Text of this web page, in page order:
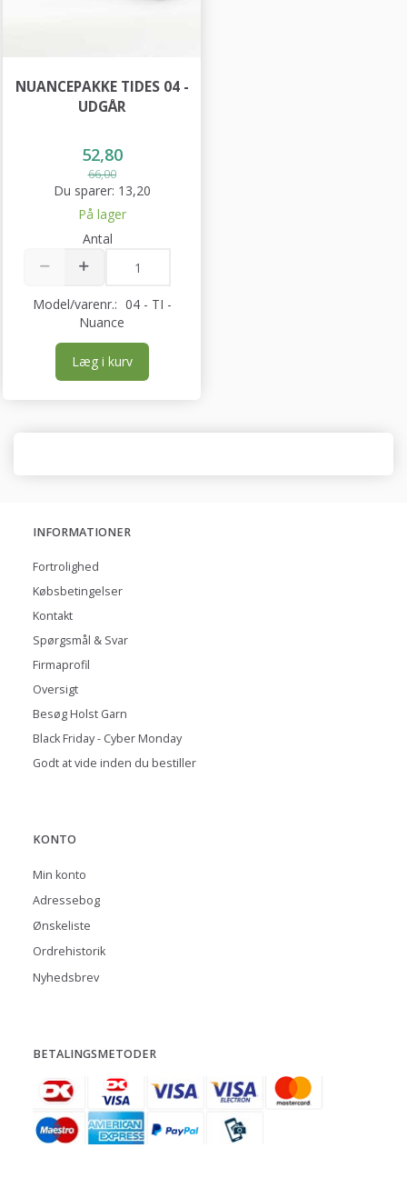
NUANCEPAKKE TIDES 04 -
UDGÅR
52,80
66,00
Du sparer: 13,20
På lager
Antal
Model/varenr.: 04 - TI -
Nuance
Læg i kurv
INFORMATIONER
Fortrolighed
Købsbetingelser
Kontakt
Spørgsmål & Svar
Firmaprofil
Oversigt
Besøg Holst Garn
Black Friday - Cyber Monday
Godt at vide inden du bestiller
KONTO
Min konto
Adressebog
Ønskeliste
Ordrehistorik
Nyhedsbrev
BETALINGSMETODER